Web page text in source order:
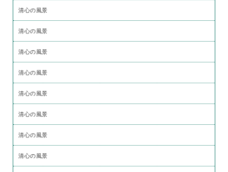
清心の風景
清心の風景
清心の風景
清心の風景
清心の風景
清心の風景
清心の風景
清心の風景